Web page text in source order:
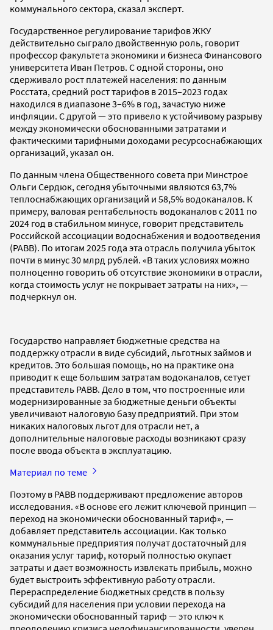
коммунального сектора, сказал эксперт.
Государственное регулирование тарифов ЖКУ
действительно сыграло двойственную роль, говорит
профессор факультета экономики и бизнеса Финансового
университета Иван Петров. С одной стороны, оно
сдерживало рост платежей населения: по данным
Росстата, средний рост тарифов в 2015–2023 годах
находился в диапазоне 3–6% в год, зачастую ниже
инфляции. С другой — это привело к устойчивому разрыву
между экономически обоснованными затратами и
фактическими тарифными доходами ресурсоснабжающих
организаций, указал он.
По данным члена Общественного совета при Минстрое
Ольги Сердюк, сегодня убыточными являются 63,7%
теплоснабжающих организаций и 58,5% водоканалов. К
примеру, валовая рентабельность водоканалов с 2011 по
2024 год в стабильном минусе, говорит представитель
Российской ассоциации водоснабжения и водоотведения
(РАВВ). По итогам 2025 года эта отрасль получила убыток
почти в минус 30 млрд рублей. «В таких условиях можно
полноценно говорить об отсутствие экономики в отрасли,
когда стоимость услуг не покрывает затраты на них», —
подчеркнул он.
Государство направляет бюджетные средства на
поддержку отрасли в виде субсидий, льготных займов и
кредитов. Это большая помощь, но на практике она
приводит к еще большим затратам водоканалов, сетует
представитель РАВВ. Дело в том, что построенные или
модернизированные за бюджетные деньги объекты
увеличивают налоговую базу предприятий. При этом
никаких налоговых льгот для отрасли нет, а
дополнительные налоговые расходы возникают сразу
после ввода объекта в эксплуатацию.
Материал по теме
Поэтому в РАВВ поддерживают предложение авторов
исследования. «В основе его лежит ключевой принцип —
переход на экономически обоснованный тариф», —
добавляет представитель ассоциации. Как только
коммунальные предприятия получат достаточный для
оказания услуг тариф, который полностью окупает
затраты и дает возможность извлекать прибыль, можно
будет выстроить эффективную работу отрасли.
Перераспределение бюджетных средств в пользу
субсидий для населения при условии перехода на
экономически обоснованный тариф — это ключ к